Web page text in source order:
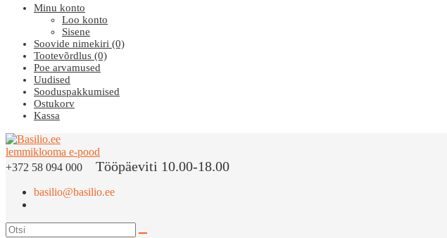
Minu konto
Loo konto
Sisene
Soovide nimekiri (0)
Tootevõrdlus (0)
Poe arvamused
Uudised
Sooduspakkumised
Ostukorv
Kassa
+372 58 094 000 Tööpäeviti 10.00-18.00
basilio@basilio.ee